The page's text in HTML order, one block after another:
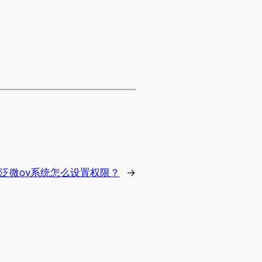
泛微ov系统怎么设置权限？ →